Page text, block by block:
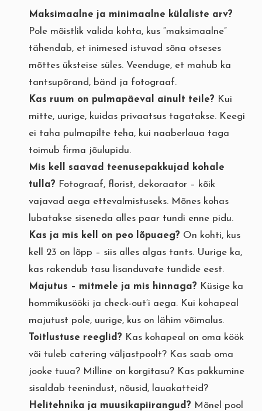
Maksimaalne ja minimaalne külaliste arv?
Pole mõistlik valida kohta, kus “maksimaalne”
tähendab, et inimesed istuvad sõna otseses
mõttes üksteise süles. Veenduge, et mahub ka
tantsupõrand, bänd ja fotograaf.
Kas ruum on pulmapäeval ainult teile? Kui
mitte, uurige, kuidas privaatsus tagatakse. Keegi
ei taha pulmapilte teha, kui naaberlaua taga
toimub firma jõulupidu.
Mis kell saavad teenusepakkujad kohale
tulla? Fotograaf, florist, dekoraator – kõik
vajavad aega ettevalmistuseks. Mõnes kohas
lubatakse siseneda alles paar tundi enne pidu.
Kas ja mis kell on peo lõpuaeg? On kohti, kus
kell 23 on lõpp – siis alles algas tants. Uurige ka,
kas rakendub tasu lisanduvate tundide eest.
Majutus – mitmele ja mis hinnaga? Küsige ka
hommikusööki ja check-out’i aega. Kui kohapeal
majutust pole, uurige, kus on lähim võimalus.
Toitlustuse reeglid? Kas kohapeal on oma köök
või tuleb catering väljastpoolt? Kas saab oma
jooke tuua? Milline on korgitasu? Kas pakkumine
sisaldab teenindust, nõusid, lauakatteid?
Helitehnika ja muusikapiirangud? Mõnel pool